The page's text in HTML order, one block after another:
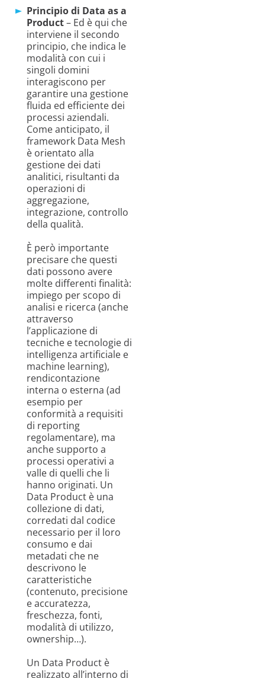
Principio di Data as a
Product– Ed è qui che
interviene il secondo
principio, che indica le
modalità con cui i
singoli domini
interagiscono per
garantire una gestione
fluida ed efficiente dei
processi aziendali.
Come anticipato, il
framework Data Mesh
è orientato alla
gestione dei dati
analitici, risultanti da
operazioni di
aggregazione,
integrazione, controllo
della qualità.
È però importante
precisare che questi
dati possono avere
molte differenti finalità:
impiego per scopo di
analisi e ricerca (anche
attraverso
l’applicazione di
tecniche e tecnologie di
intelligenza artificiale e
machine learning),
rendicontazione
interna o esterna (ad
esempio per
conformità a requisiti
di reporting
regolamentare), ma
anche supporto a
processi operativi a
valle di quelli che li
hanno originati. Un
Data Product è una
collezione di dati,
corredati dal codice
necessario per il loro
consumo e dai
metadati che ne
descrivono le
caratteristiche
(contenuto, precisione
e accuratezza,
freschezza, fonti,
modalità di utilizzo,
ownership…).
Un Data Product è
realizzato all’interno di